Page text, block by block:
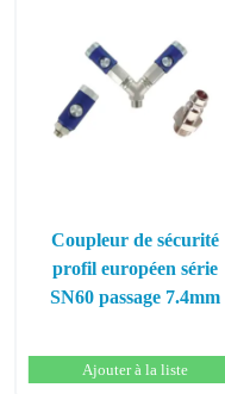
Coupleur de sécurité
profil européen série
SN60 passage 7.4mm
Ajouter à la liste